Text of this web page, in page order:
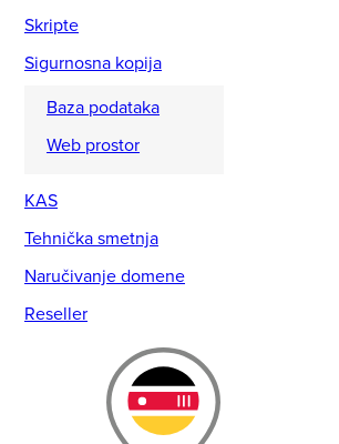
Skripte
Sigurnosna kopija
Baza podataka
Web prostor
KAS
Tehnička smetnja
Naručivanje domene
Reseller